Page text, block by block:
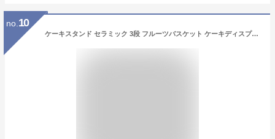
no. 10
ケーキスタンド セラミック 3段 フルーツバスケット ケーキディスプレイスタンドお菓子皿デザートスタンド アーチ型カップケーキスタンド アフタヌーンティースタンド フルーツバスケット ゆめかわいい おしゃれ 収納ホルダー 北欧風 パーティー 誕生日 結婚式 3段,ホワイトプレートは含まれません